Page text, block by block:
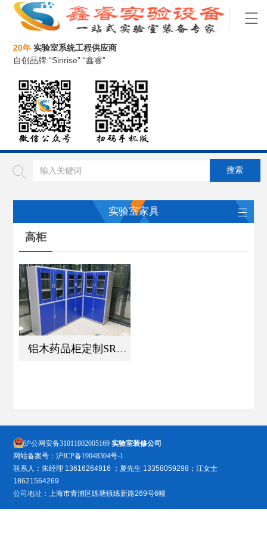
20年 实验室系统工程供应商
自创品牌 “Sinrise” “鑫睿”
实验室家具
高柜
铝木药品柜定制SRG-YP-LW
沪公网安备31011802005169 实验室装修公司
网站备案号：沪ICP备19048304号-1
联系人：朱经理 13616264916 ；夏先生 13358059298；江女士
18621564269
公司地址：上海市青浦区练塘镇练新路269号6幢